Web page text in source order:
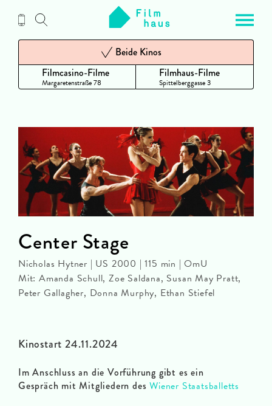
Inhalt
Filmcasino-Filme
Margaretenstraße 78
Beide Kinos
Filmhaus-Filme
Spittelberggasse 3
Kinostart 24.11.2024
Im Anschluss an die Vorführung gibt es ein
Gespräch mit Mitgliedern desWiener Staatsballetts
Center Stage
Nicholas Hytner | US 2000 | 115 min | OmU
Mit: Amanda Schull, Zoe Saldana, Susan May Pratt,
Peter Gallagher, Donna Murphy, Ethan Stiefel